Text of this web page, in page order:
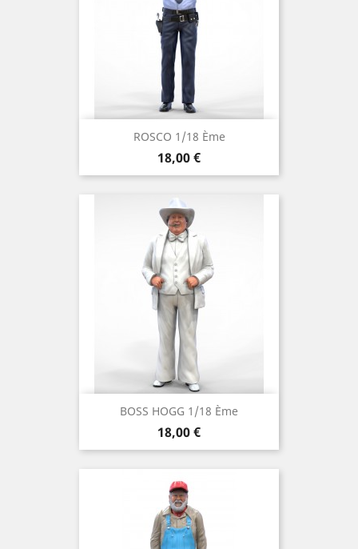
ROSCO 1/18 Ème
Prix
18,00 €
BOSS HOGG 1/18 Ème
Prix
18,00 €